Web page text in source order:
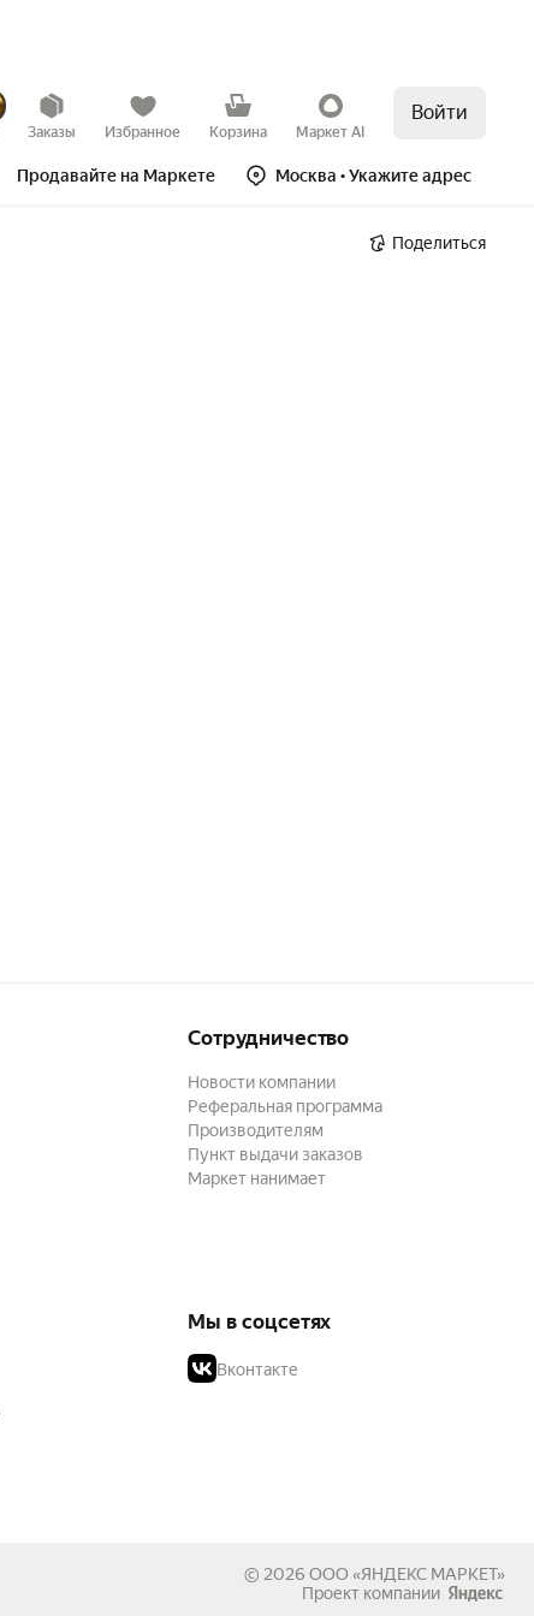
Заказы Избранное Корзина Маркет AI
Войти
Продавайте на Маркете Москва • Укажите адрес
Поделиться
Сотрудничество
Новости компании
Реферальная программа
Производителям
Пункт выдачи заказов
Маркет нанимает
Мы в соцсетях
Вконтакте
© 2026 ООО «ЯНДЕКС МАРКЕТ»
Проект компании